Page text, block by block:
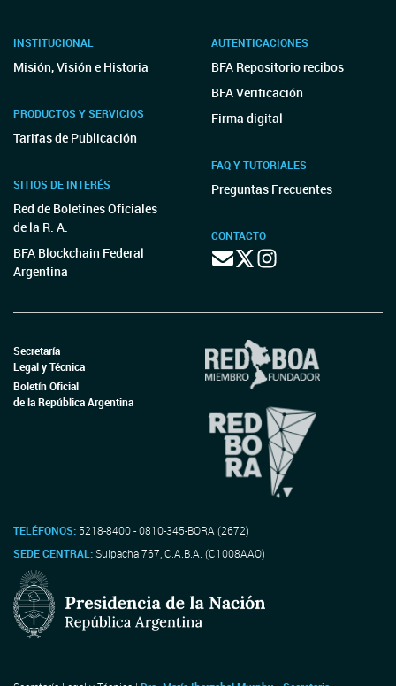
INSTITUCIONAL
Misión, Visión e Historia
PRODUCTOS Y SERVICIOS
Tarifas de Publicación
SITIOS DE INTERÉS
Red de Boletines Oficiales
de la R. A.
BFA Blockchain Federal
Argentina
AUTENTICACIONES
BFA Repositorio recibos
BFA Verificación
Firma digital
FAQ Y TUTORIALES
Preguntas Frecuentes
CONTACTO
Secretaría
Legal y Técnica
Boletín Oficial
de la República Argentina
TELÉFONOS: 5218-8400 - 0810-345-BORA (2672)
SEDE CENTRAL:Suipacha 767, C.A.B.A. (C1008AAO)